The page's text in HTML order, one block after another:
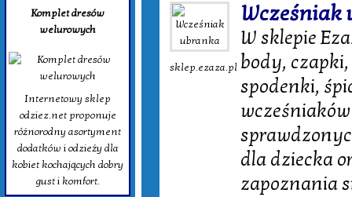
Komplet dresów
welurowych
Internetowy sklep
odziez.net proponuje
różnorodny asortyment
dodatków i odzieży dla
kobiet kochających dobry
gust i komfort.
sklep.ezaza.pl
Wcześniak
W sklepie
body,
spodenki,
dla dziecka
zapoznania